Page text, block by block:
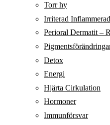
Torr hy
Irriterad
Perioral Dermatit –
Detox
Energi
Hjärta Cirkulation
Hormoner
Immunförsvar